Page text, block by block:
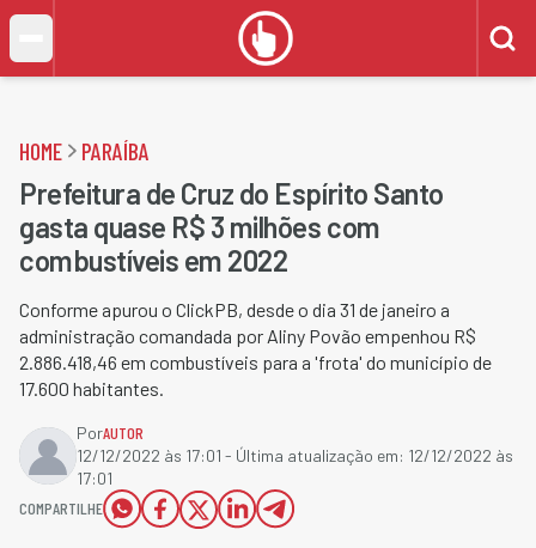
HOME PARAÍBA
Prefeitura de Cruz do Espírito Santo
gasta quase R$ 3 milhões com
combustíveis em 2022
Conforme apurou o ClickPB, desde o dia 31 de janeiro a
administração comandada por Aliny Povão empenhou R$
2.886.418,46 em combustíveis para a 'frota' do município de
17.600 habitantes.
PorAUTOR
12/12/2022 às 17:01 - Última atualização em: 12/12/2022 às
17:01
COMPARTILHE